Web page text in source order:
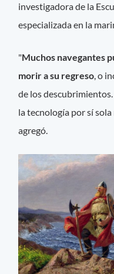
investigadora de la
especializada en la
"Muchos navegantes
morir a su regreso, o
de los
la tecnología por sí
agregó.